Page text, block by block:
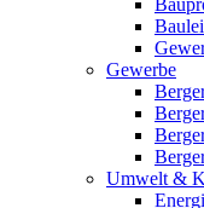
Gewerbe
Umwelt &